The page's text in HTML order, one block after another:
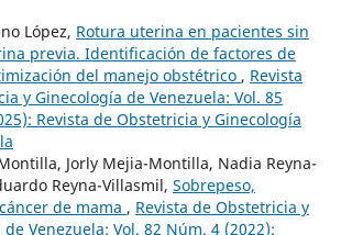
López, Rotura uterina en pacientes sin
previa. Identificación de factores de
del manejo obstétrico , Revista
y Ginecología de Venezuela: Vol. 85
Revista de Obstetricia y Ginecología
Jorly Mejia-Montilla, Nadia Reyna-
Reyna-Villasmil, Sobrepeso,
de mama , Revista de Obstetricia y
Venezuela: Vol. 82 Núm. 4 (2022):